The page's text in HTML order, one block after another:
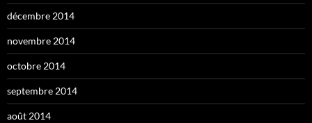
décembre 2014
novembre 2014
octobre 2014
septembre 2014
août 2014